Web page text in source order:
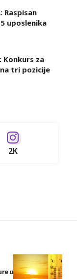
Raspisan
uposlenika
Konkurs za
tri pozicije
2K
u BiH i do 41